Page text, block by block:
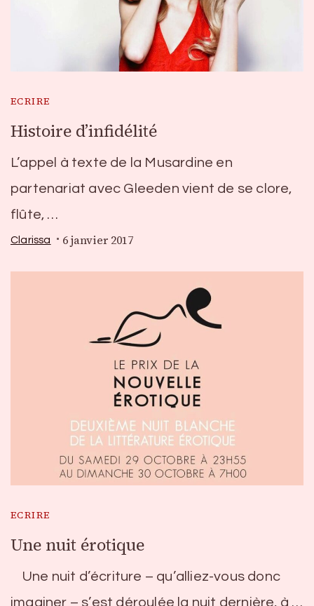
ECRIRE
Histoire d’infidélité
L’appel à texte de la Musardine en
partenariat avec Gleeden vient de se clore,
flûte, …
Clarissa 6 janvier 2017
ECRIRE
Une nuit érotique
Une nuit d’écriture – qu’alliez-vous donc
imaginer – s’est déroulée la nuit dernière, à …